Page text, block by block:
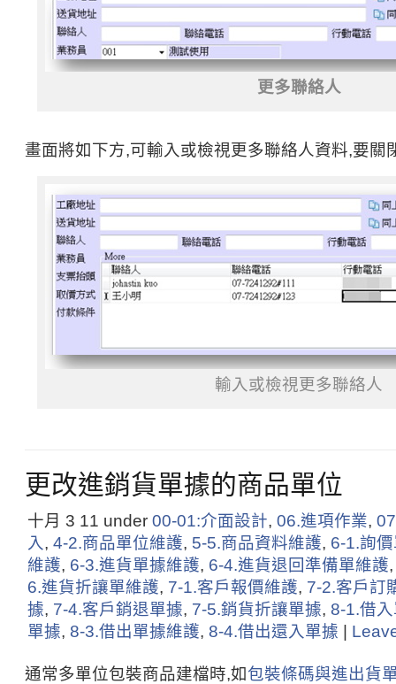
更多聯絡人
畫面將如下方,可輸入或檢視更多聯絡人資料,要關
輸入或檢視更多聯絡人
更改進銷貨單據的商品單位
十月 3 11 under 00-01:介面設計, 06.進項作業,
入, 4-2.商品單位維護, 5-5.商品資料維護, 6-1.詢
維護, 6-3.進貨單據維護, 6-4.進貨退回準備單維護
6.進貨折讓單維護, 7-1.客戶報價維護, 7-2.客戶訂
據, 7-4.客戶銷退單據, 7-5.銷貨折讓單據, 8-1.借
單據, 8-3.借出單據維護, 8-4.借出還入單據
通常多單位包裝商品建檔時,如包裝條碼與進出貨